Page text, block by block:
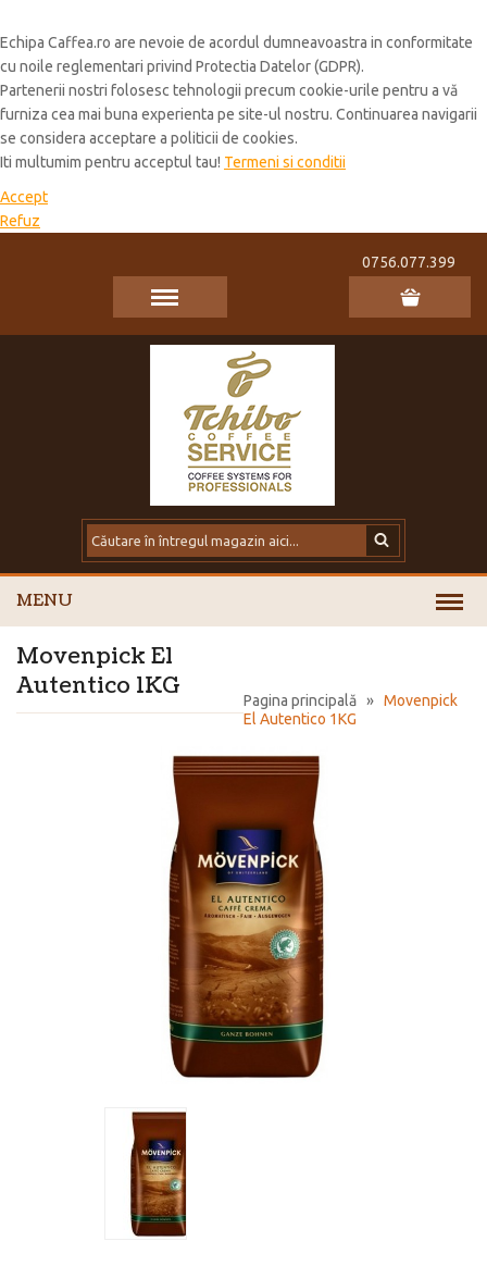
Echipa Caffea.ro are nevoie de acordul dumneavoastra in conformitate
cu noile reglementari privind Protectia Datelor (GDPR).
Partenerii nostri folosesc tehnologii precum cookie-urile pentru a vă
furniza cea mai buna experienta pe site-ul nostru. Continuarea navigarii
se considera acceptare a politicii de cookies.
Iti multumim pentru acceptul tau! Termeni si conditii
Accept
Refuz
0756.077.399
MENU
Pagina principală » Movenpick
El Autentico 1KG
Movenpick El
Autentico 1KG